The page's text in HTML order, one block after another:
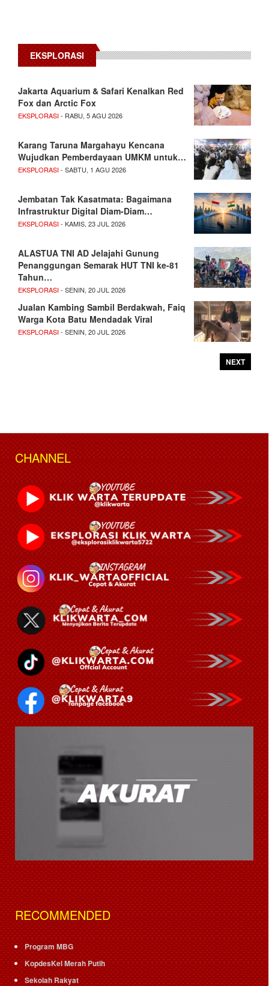
EKSPLORASI
Jakarta Aquarium & Safari Kenalkan Red
Fox dan Arctic Fox
EKSPLORASI- RABU, 5 AGU 2026
Karang Taruna Margahayu Kencana
Wujudkan Pemberdayaan UMKM untuk…
EKSPLORASI- SABTU, 1 AGU 2026
Jembatan Tak Kasatmata: Bagaimana
Infrastruktur Digital Diam-Diam…
EKSPLORASI- KAMIS, 23 JUL 2026
ALASTUA TNI AD Jelajahi Gunung
Penanggungan Semarak HUT TNI ke-81
Tahun…
EKSPLORASI- SENIN, 20 JUL 2026
Jualan Kambing Sambil Berdakwah, Faiq
Warga Kota Batu Mendadak Viral
EKSPLORASI- SENIN, 20 JUL 2026
NEXT
CHANNEL
RECOMMENDED
Program MBG
KopdesKel Merah Putih
Sekolah Rakyat